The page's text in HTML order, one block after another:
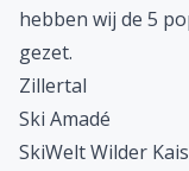
hebben wij de 5
gezet.
Zillertal
Ski Amadé
SkiWelt Wilder